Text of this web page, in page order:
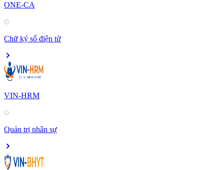
ONE-CA
Chữ ký số điện tử
VIN-HRM
Quản trị nhân sự